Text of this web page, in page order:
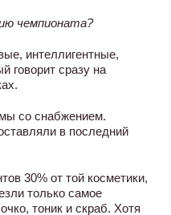
чемпионата?
интеллигентные,
говорит сразу на
со снабжением.
в последний
30% от той косметики,
только самое
тоник и скраб. Хотя